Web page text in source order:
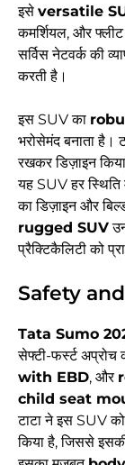
इसे versatile
कमर्शियल, और
सर्विस नेटवर्क की
करती है।
इस SUV का
भरोसेमंद बनाता है।
रखकर डिज़ाइन
यह SUV हर स्थिति
का डिज़ाइन और
rugged SUV
प्रैक्टिकैलिटी को
Safety
Tata Sumo
सेफ्टी-फर्स्ट अप्रोच
with EBD, और
child seat
टाटा ने इस SUV
किया है, जिससे